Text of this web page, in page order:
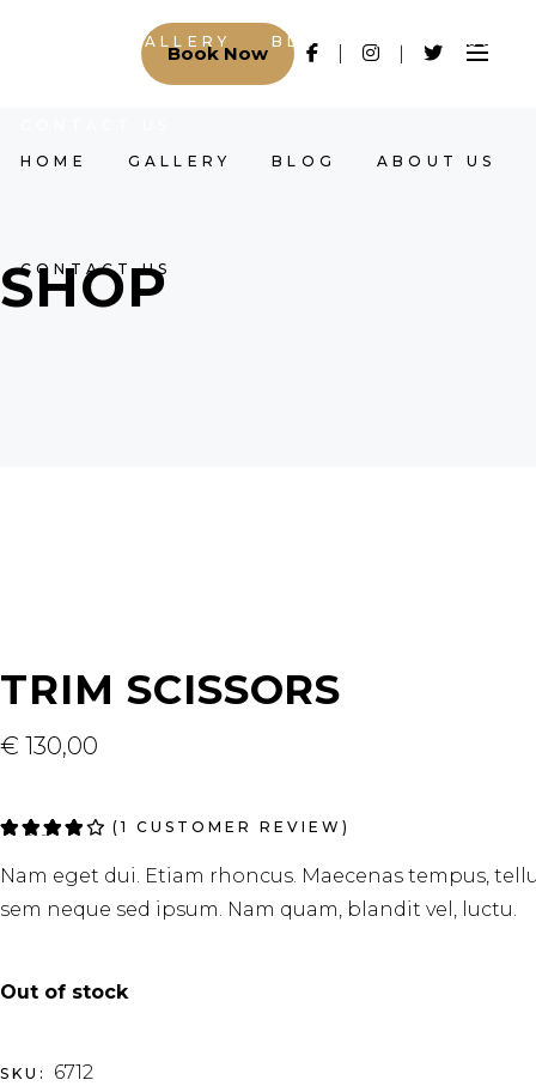
HOME GALLERY BLOG ABOUT US
CONTACT US
Book Now
GALLERY BLOG ABOUT US
SHOP
TRIM SCISSORS
€ 130,00
Rated
of 5
on
1( 1 CUSTOMER REVIEW)
Nam eget dui. Etiam rhoncus. Maecenas tempus,
sem neque sed ipsum. Nam quam, blandit vel, luctu.
Out of stock
SKU: 6712